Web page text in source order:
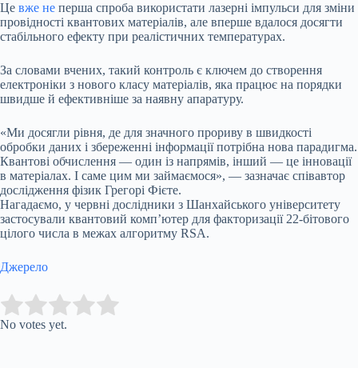
Це вже не перша спроба використати лазерні імпульси для зміни
провідності квантових матеріалів, але вперше вдалося досягти
стабільного ефекту при реалістичних температурах.
За словами вчених, такий контроль є ключем до створення
електроніки з нового класу матеріалів, яка працює на порядки
швидше й ефективніше за наявну апаратуру.
«Ми досягли рівня, де для значного прориву в швидкості
обробки даних і збереженні інформації потрібна нова парадигма.
Квантові обчислення — один із напрямів, інший — це інновації
в матеріалах. І саме цим ми займаємося», — зазначає співавтор
дослідження фізик Грегорі Фієте.
Нагадаємо, у червні дослідники з Шанхайського університету
застосували квантовий комп’ютер для факторизації 22-бітового
цілого числа в межах алгоритму RSA.
Джерело
Rate this item:
No votes yet.